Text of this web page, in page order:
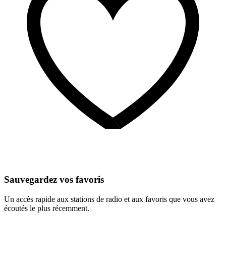
Sauvegardez vos favoris
Un accès rapide aux stations de radio et aux favoris que vous avez
écoutés le plus récemment.